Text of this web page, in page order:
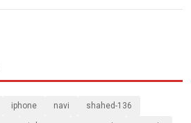
iphone navi shahed-136